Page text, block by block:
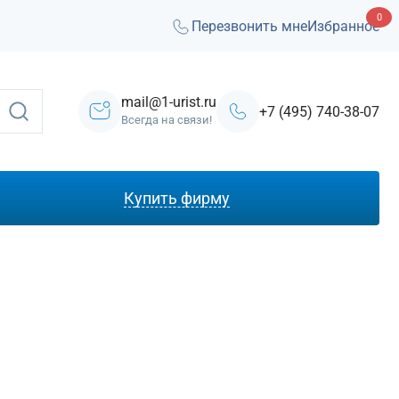
Перезвонить мнеИзбранное
0
mail@1-urist.ru
Всегда на связи! +7 (495) 740-38-07
Купить фирму